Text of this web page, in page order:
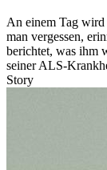
An einem Tag wird
man vergessen,
berichtet, was ihm
seiner ALS-
Story